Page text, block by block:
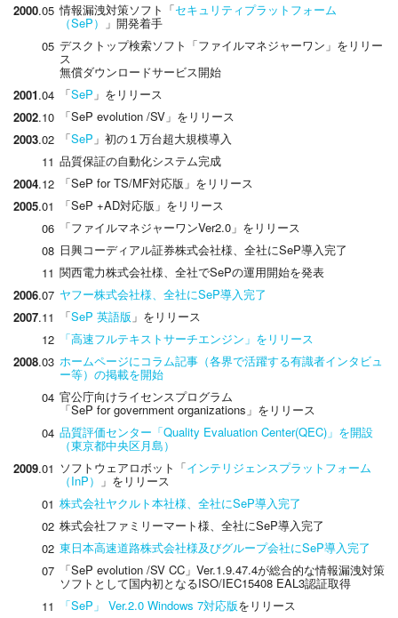
2000.05 情報漏洩対策ソフト「セキュリティプラットフォーム
（SeP）
」開発着手
05 デスクトップ検索ソフト「ファイルマネジャーワン」をリリー
ス
無償ダウンロードサービス開始
2001.04 「SeP 」をリリース
2002.10
「SeP evolution /SV」をリリース
2003.02 「SeP 」初の１万台超大規模導入
11 品質保証の自動化システム完成
2004.12
「SeP for TS/MF対応版」をリリース
2005.01
「SeP +AD対応版」をリリース
06
「ファイルマネジャーワンVer2.0」をリリース
08 日興コーディアル証券株式会社様、全社にSeP導入完了
11 関西電力株式会社様、全社でSePの運用開始を発表
2006.07 ヤフー株式会社様、全社にSeP導入完了
2007.11 「SeP 英語版 」をリリース
12
「高速フルテキストサーチエンジン」をリリース
2008.03 ホームページにコラム記事（各界で活躍する有識者インタビュ
ー等）の掲載を開始
04 官公庁向けライセンスプログラム
「SeP for government organizations」をリリース
04 品質評価センター「Quality Evaluation Center(QEC)」を開設
（東京都中央区月島）
2009.01 ソフトウェアロボット「インテリジェンスプラットフォーム
（InP）
」をリリース
01 株式会社ヤクルト本社様、全社にSeP導入完了
02 株式会社ファミリーマート様、全社にSeP導入完了
02 東日本高速道路株式会社様及びグループ会社にSeP導入完了
07
「SeP evolution /SV CC」Ver.1.9.47.4が総合的な情報漏洩対策
ソフトとして国内初となるISO/IEC15408 EAL3認証取得
11
「SeP」 Ver.2.0 Windows 7対応版をリリース